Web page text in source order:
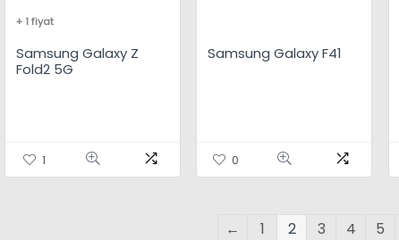
+ 1 fiyat
Samsung Galaxy Z
Fold2 5G
1
Samsung Galaxy F41
0
← 1 2 3 4 5